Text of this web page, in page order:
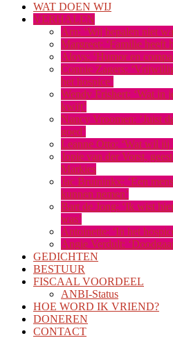
WAT DOEN WIJ
VERHALEN
Arn: ‘Wij bepalen niet
Margreet: ‘Familie heeft
Aloys: ‘Humor en
Connie Zagers:
het hospice’
Wendy Frishert: ‘Wat in
kwijt’
Nancy Vroomen: ‘Juist
goed’
Leanne Otto: ‘Wat wil jij
Jopie van der Vorst,
Markies
Jac Bruininkx: ‘Een
kunnen nemen’
Bart de Jong: ‘Ik wist
was’
Antoinette: ‘In het
Angie Verdult:
GEDICHTEN
BESTUUR
FISCAAL VOORDEEL
ANBI-Status
HOE WORD IK VRIEND?
DONEREN
CONTACT